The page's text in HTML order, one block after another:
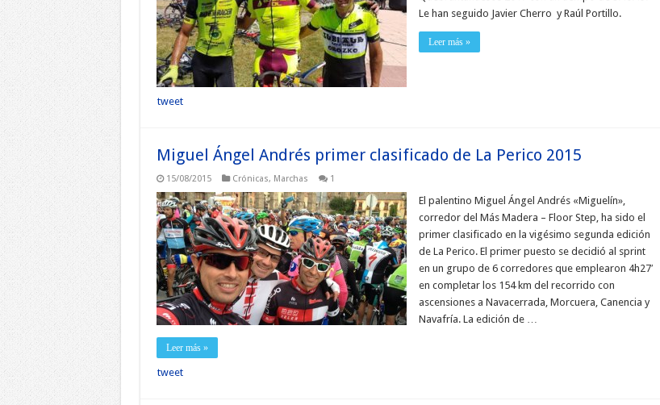
Le han seguido Javier Cherro y Raúl Portillo.
Leer más »
tweet
Miguel Ángel Andrés primer clasificado de La Perico 2015
15/08/2015 Crónicas, Marchas 1
El palentino Miguel Ángel Andrés «Miguelín»,
corredor del Más Madera – Floor Step, ha sido el
primer clasificado en la vigésimo segunda edición
de La Perico. El primer puesto se decidió al sprint
en un grupo de 6 corredores que emplearon 4h27′
en completar los 154 km del recorrido con
ascensiones a Navacerrada, Morcuera, Canencia y
Navafría. La edición de …
Leer más »
tweet